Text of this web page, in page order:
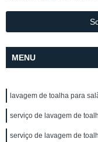
MENU
lavagem de toalha para
serviço de lavagem de
serviço de lavagem de